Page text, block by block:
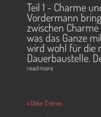
Teil 1 - Charme
Vordermann
zwischen
was das Ganze
wird wohl für die
Dauerbaustelle.
read more
« Older Entries